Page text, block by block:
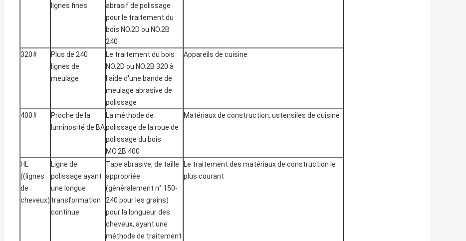
lignes fines
abrasif de polissage
pour le traitement du
bois NO.2D ou NO.2B
240
320#
Plus de 240
lignes de
meulage
Le traitement du bois
NO.2D ou NO.2B 320 à
l'aide d'une bande de
meulage abrasive de
polissage
Appareils de cuisine
400#
Proche de la
luminosité de BA
La méthode de
polissage de la roue de
polissage du bois
MO.2B 400
Matériaux de construction, ustensiles de cuisine
HL
((lignes
de
cheveux)
Ligne de
polissage ayant
une longue
transformation
continue
Tape abrasive, de taille
appropriée
(généralement n° 150-
240 pour les grains)
pour la longueur des
cheveux, ayant une
méthode de traitement
Le traitement des matériaux de construction le
plus courant